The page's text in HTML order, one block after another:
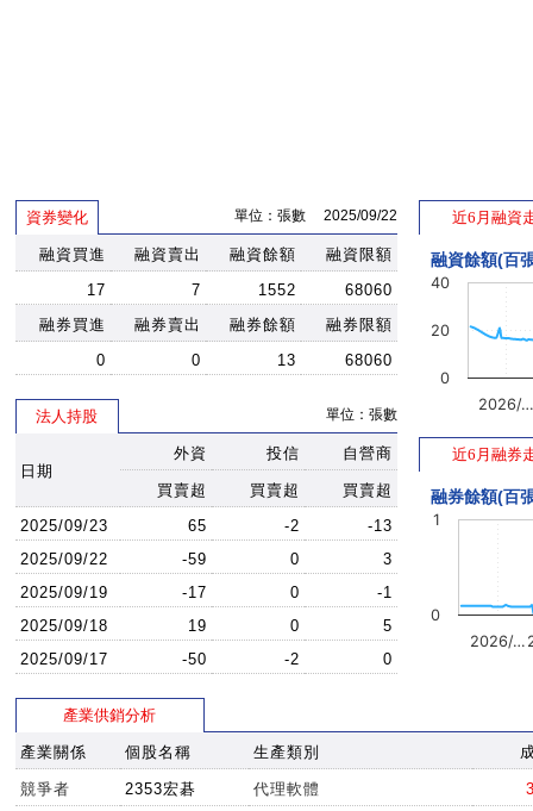
資券變化 單位：張數 2025/09/22
融資買進 融資賣出 融資餘額
融資限額
17
7 1552
68060
融券買進
融券賣出 融券餘額
融券限額
0
0 13 68060
法人持股 單位：張數
日期
外資 投信 自營商
買賣超 買賣超
買賣超
2025/09/23
65 -2
-13
2025/09/22
-59 0
3
2025/09/19
-17 0
-1
2025/09/18
19 0
5
2025/09/17
-50 -2 0
近6月融資
融資餘額(百
2026/
0
20
40
近6月融券
融券餘額(百
2026/…
0
1
產業供銷分析
產業關係 個股名稱 生產類別
競爭者 2353宏碁 代理軟體